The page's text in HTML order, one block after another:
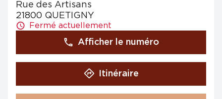
Rue des Artisans
21800 QUETIGNY
Fermé actuellement
Afficher le numéro
Itinéraire